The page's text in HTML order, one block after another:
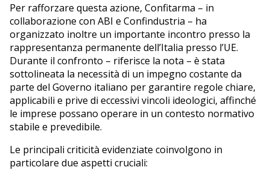
Per rafforzare questa azione, Confitarma – in
collaborazione con ABI e Confindustria – ha
organizzato inoltre un importante incontro presso la
rappresentanza permanente dell’Italia presso l’UE.
Durante il confronto – riferisce la nota – è stata
sottolineata la necessità di un impegno costante da
parte del Governo italiano per garantire regole chiare,
applicabili e prive di eccessivi vincoli ideologici, affinché
le imprese possano operare in un contesto normativo
stabile e prevedibile.
Le principali criticità evidenziate coinvolgono in
particolare due aspetti cruciali: